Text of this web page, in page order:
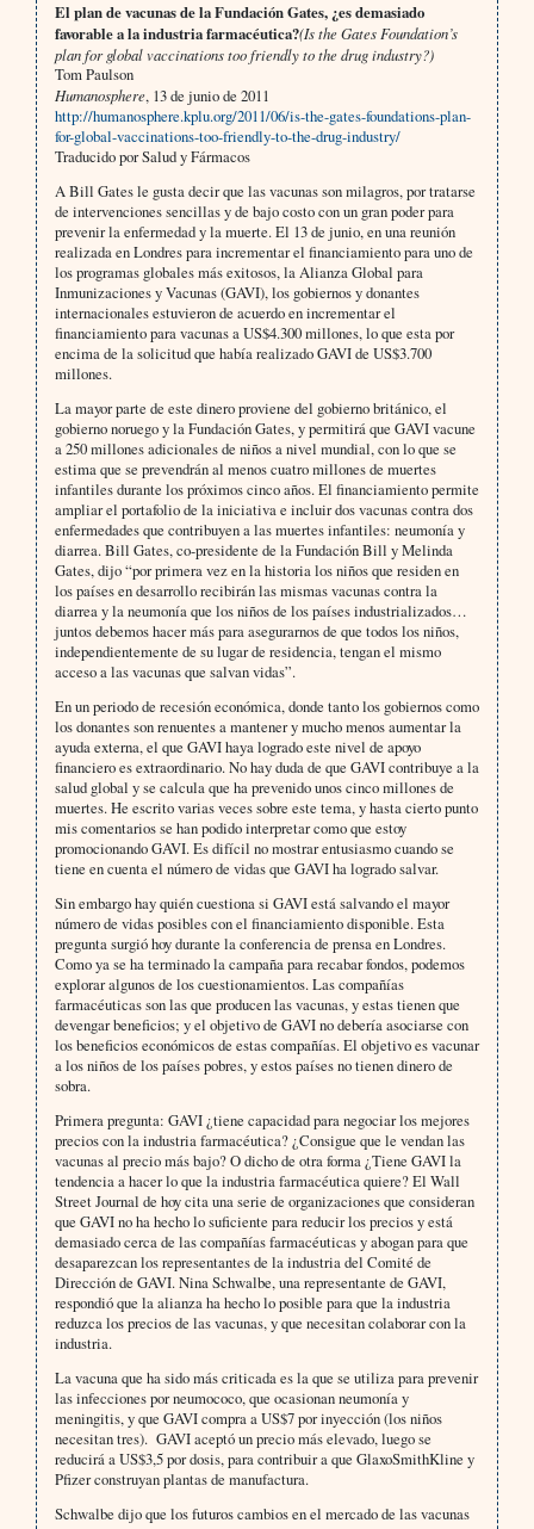
El plan de vacunas de la Fundación Gates, ¿es demasiado
favorable a la industria farmacéutica?(Is the Gates Foundation’s
plan for global vaccinations too friendly to the drug industry?)
Tom Paulson
Humanosphere, 13 de junio de 2011
http://humanosphere.kplu.org/2011/06/is-the-gates-foundations-plan-
for-global-vaccinations-too-friendly-to-the-drug-industry/
Traducido por Salud y Fármacos
A Bill Gates le gusta decir que las vacunas son milagros, por tratarse
de intervenciones sencillas y de bajo costo con un gran poder para
prevenir la enfermedad y la muerte. El 13 de junio, en una reunión
realizada en Londres para incrementar el financiamiento para uno de
los programas globales más exitosos, la Alianza Global para
Inmunizaciones y Vacunas (GAVI), los gobiernos y donantes
internacionales estuvieron de acuerdo en incrementar el
financiamiento para vacunas a US$4.300 millones, lo que esta por
encima de la solicitud que había realizado GAVI de US$3.700
millones.
La mayor parte de este dinero proviene del gobierno británico, el
gobierno noruego y la Fundación Gates, y permitirá que GAVI vacune
a 250 millones adicionales de niños a nivel mundial, con lo que se
estima que se prevendrán al menos cuatro millones de muertes
infantiles durante los próximos cinco años. El financiamiento permite
ampliar el portafolio de la iniciativa e incluir dos vacunas contra dos
enfermedades que contribuyen a las muertes infantiles: neumonía y
diarrea. Bill Gates, co-presidente de la Fundación Bill y Melinda
Gates, dijo “por primera vez en la historia los niños que residen en
los países en desarrollo recibirán las mismas vacunas contra la
diarrea y la neumonía que los niños de los países industrializados…
juntos debemos hacer más para asegurarnos de que todos los niños,
independientemente de su lugar de residencia, tengan el mismo
acceso a las vacunas que salvan vidas”.
En un periodo de recesión económica, donde tanto los gobiernos como
los donantes son renuentes a mantener y mucho menos aumentar la
ayuda externa, el que GAVI haya logrado este nivel de apoyo
financiero es extraordinario. No hay duda de que GAVI contribuye a la
salud global y se calcula que ha prevenido unos cinco millones de
muertes. He escrito varias veces sobre este tema, y hasta cierto punto
mis comentarios se han podido interpretar como que estoy
promocionando GAVI. Es difícil no mostrar entusiasmo cuando se
tiene en cuenta el número de vidas que GAVI ha logrado salvar.
Sin embargo hay quién cuestiona si GAVI está salvando el mayor
número de vidas posibles con el financiamiento disponible. Esta
pregunta surgió hoy durante la conferencia de prensa en Londres.
Como ya se ha terminado la campaña para recabar fondos, podemos
explorar algunos de los cuestionamientos. Las compañías
farmacéuticas son las que producen las vacunas, y estas tienen que
devengar beneficios; y el objetivo de GAVI no debería asociarse con
los beneficios económicos de estas compañías. El objetivo es vacunar
a los niños de los países pobres, y estos países no tienen dinero de
sobra.
Primera pregunta: GAVI ¿tiene capacidad para negociar los mejores
precios con la industria farmacéutica? ¿Consigue que le vendan las
vacunas al precio más bajo? O dicho de otra forma ¿Tiene GAVI la
tendencia a hacer lo que la industria farmacéutica quiere? El Wall
Street Journal de hoy cita una serie de organizaciones que consideran
que GAVI no ha hecho lo suficiente para reducir los precios y está
demasiado cerca de las compañías farmacéuticas y abogan para que
desaparezcan los representantes de la industria del Comité de
Dirección de GAVI. Nina Schwalbe, una representante de GAVI,
respondió que la alianza ha hecho lo posible para que la industria
reduzca los precios de las vacunas, y que necesitan colaborar con la
industria.
La vacuna que ha sido más criticada es la que se utiliza para prevenir
las infecciones por neumococo, que ocasionan neumonía y
meningitis, y que GAVI compra a US$7 por inyección (los niños
necesitan tres). GAVI aceptó un precio más elevado, luego se
reducirá a US$3,5 por dosis, para contribuir a que GlaxoSmithKline y
Pfizer construyan plantas de manufactura.
Schwalbe dijo que los futuros cambios en el mercado de las vacunas